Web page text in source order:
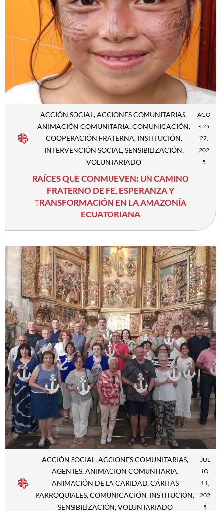
ACCIÓN SOCIAL,ACCIONES COMUNITARIAS,
ANIMACIÓN COMUNITARIA,COMUNICACIÓN,
COOPERACIÓN FRATERNA, INSTITUCIÓN,
INTERVENCIÓN SOCIAL,SENSIBILIZACIÓN,
VOLUNTARIADO
AGO
STO
22,
202
5
RAÍCES QUE CONMUEVEN: UN CAMINO
FRATERNO DE FE, ESPERANZA Y
TRANSFORMACIÓN EN LA AMAZONÍA
ECUATORIANA
ACCIÓN SOCIAL,ACCIONES COMUNITARIAS,
AGENTES,ANIMACIÓN COMUNITARIA,
ANIMACIÓN DE LA CARIDAD,CÁRITAS
PARROQUIALES,COMUNICACIÓN, INSTITUCIÓN,
SENSIBILIZACIÓN,VOLUNTARIADO
JUL
IO
11,
202
5